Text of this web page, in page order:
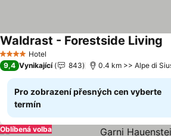
4 Počet hvězdiček
Hotel
Waldrast - Forestside Living
9,4 Vynikající 843 0.4 km >> Alpe di
Pro zobrazení přesných cen vyberte
termín
Oblíbená volba